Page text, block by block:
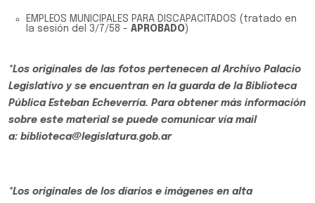
EMPLEOS MUNICIPALES PARA DISCAPACITADOS (tratado en
la sesión del 3/7/58 - APROBADO)
*Los originales de las fotos pertenecen al Archivo Palacio
Legislativo y se encuentran en la guarda de la Biblioteca
Pública Esteban Echeverría. Para obtener más información
sobre este material se puede comunicar vía mail
a: biblioteca@legislatura.gob.ar
*Los originales de los diarios e imágenes en alta